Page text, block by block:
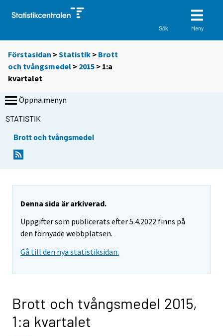
Sök Meny
Förstasidan >Statistik > Brott
och tvångsmedel > 2015 > 1:a
kvartalet
Öppna menyn
STATISTIK
Brott och tvångsmedel
Denna sida är arkiverad.
Uppgifter som publicerats efter 5.4.2022 finns på
den förnyade webbplatsen.
Gå till den nya statistiksidan.
Brott och tvångsmedel 2015,
1:a kvartalet